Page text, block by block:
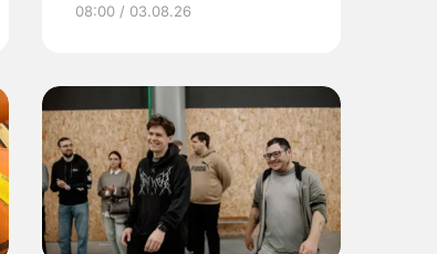
08:00 / 03.08.26